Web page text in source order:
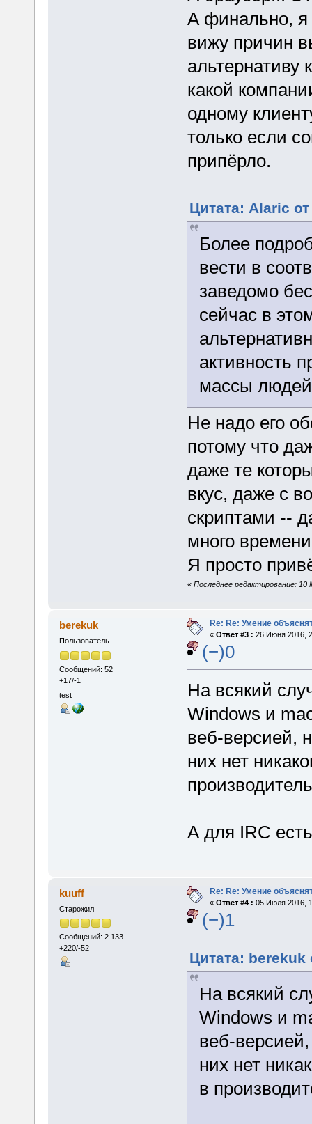
А финально, я
вижу причин
альтернативу
какой
одному
только если
припёрло.
Цитата: Alaric
Более
вести в
заведомо
сейчас в
активность
массы
Не надо его
потому что
даже те
вкус, даже с
скриптами --
много
Я просто
« Последнее редактирование:
berekuk
Пользователь
Сообщений: 52
+17/-1
test
Re: Re: Умение
« Ответ #3 : 26 Июня 2016,
(−)0
На всякий
Windows и
веб-версией,
них нет
А для IRC
kuuff
Старожил
Сообщений: 2 133
+220/-52
Re: Re: Умение
« Ответ #4 : 05 Июля 2016,
(−)1
Цитата: berekuk
На всякий
Windows и
веб-
них нет
в